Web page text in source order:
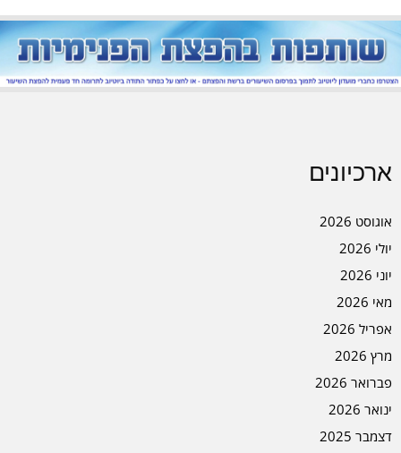
ארכיונים
אוגוסט 2026
יולי 2026
יוני 2026
מאי 2026
אפריל 2026
מרץ 2026
פברואר 2026
ינואר 2026
דצמבר 2025